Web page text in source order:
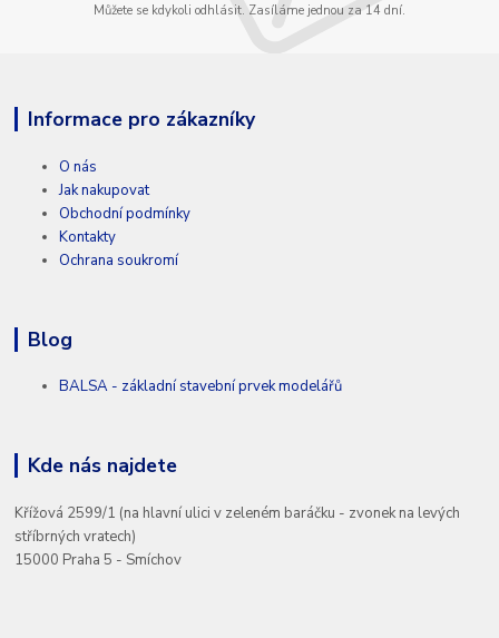
Můžete se kdykoli odhlásit. Zasíláme jednou za 14 dní.
Informace pro zákazníky
O nás
Jak nakupovat
Obchodní podmínky
Kontakty
Ochrana soukromí
Blog
BALSA - základní stavební prvek modelářů
Kde nás najdete
Křížová 2599/1 (na hlavní ulici v zeleném baráčku - zvonek na levých
stříbrných vratech)
15000 Praha 5 - Smíchov